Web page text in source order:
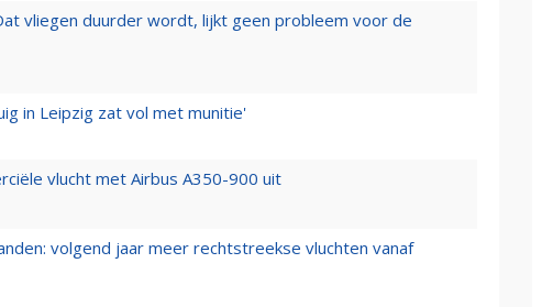
vliegen duurder wordt, lijkt geen probleem voor de
in Leipzig zat vol met munitie'
vlucht met Airbus A350-900 uit
volgend jaar meer rechtstreekse vluchten vanaf